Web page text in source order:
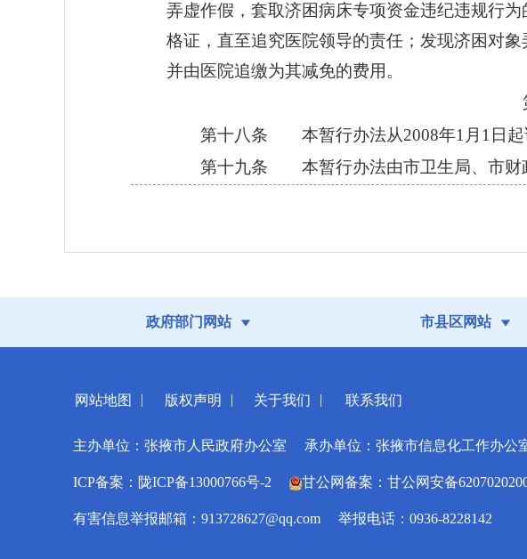
弄虚作假，套取济困病床专项资金违纪违规行
格证，直至追究医院领导的责任；发现济困对
并由医院追缴为其减免的费用。
第十八条 本暂行办法从2008年1月1日起
第十九条 本暂行办法由市卫生局、市财
政府部门网站 市县区网站
网站地图 | 版权声明 | 关于我们 | 联系我们
主办单位：张掖市人民政府办公室 承办单位：张掖市信息化工作办公
ICP备案：陇ICP备13000766号-2 甘公网备案：甘公网安备
有害信息举报邮箱：913728627@qq.com 举报电话：0936-8228142